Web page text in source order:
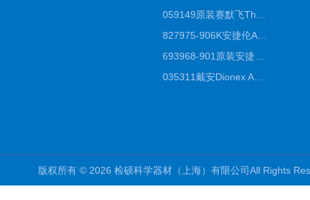
827975-906K安捷伦Agilent原装ZORBAX液相色谱柱*
035311戴安Dionex AS4分析柱阴离子交换色谱柱厂家
版权所有 © 2026 检硕科学器材（上海）有限公司All Rights